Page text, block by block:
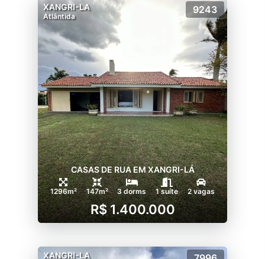
XANGRI-LA
Atlântida
9243
CASAS DE RUA EM XANGRI-LÁ
1296m² 147m² 3 dorms 1 suíte 2 vagas
R$ 1.400.000
XANGRI-LA